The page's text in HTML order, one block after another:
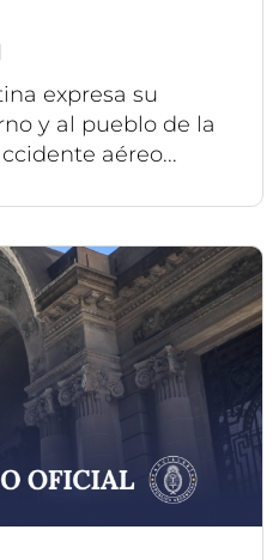
expresa su
y al pueblo de la
aéreo...